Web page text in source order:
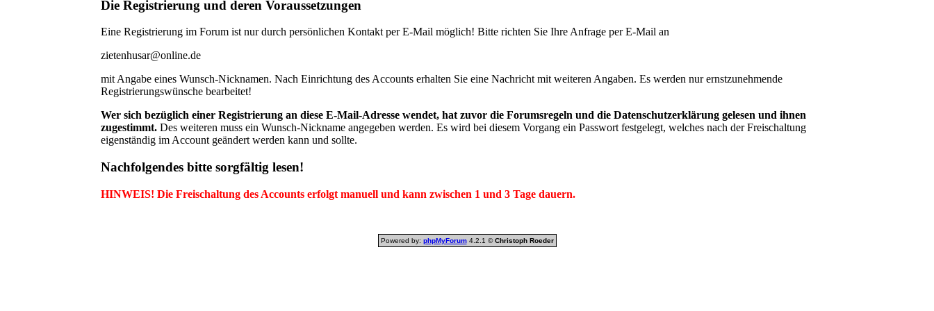
Die Registrierung und deren Voraussetzungen
Eine Registrierung im Forum ist nur durch persönlichen Kontakt per E-Mail möglich! Bitte richten Sie Ihre Anfrage per E-Mail an
zietenhusar@online.de
mit Angabe eines Wunsch-Nicknamen. Nach Einrichtung des Accounts erhalten Sie eine Nachricht mit weiteren Angaben. Es werden nur ernstzunehmende
Registrierungswünsche bearbeitet!
Wer sich bezüglich einer Registrierung an diese E-Mail-Adresse wendet, hat zuvor die Forumsregeln und die Datenschutzerklärung gelesen und ihnen
zugestimmt. Des weiteren muss ein Wunsch-Nickname angegeben werden. Es wird bei diesem Vorgang ein Passwort festgelegt, welches nach der Freischaltung
eigenständig im Account geändert werden kann und sollte.
Nachfolgendes bitte sorgfältig lesen!
HINWEIS! Die Freischaltung des Accounts erfolgt manuell und kann zwischen 1 und 3 Tage dauern.
Powered by: phpMyForum4.2.1 ©Christoph Roeder